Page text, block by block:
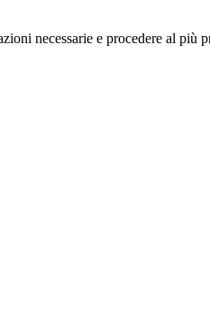
necessarie e procedere al più